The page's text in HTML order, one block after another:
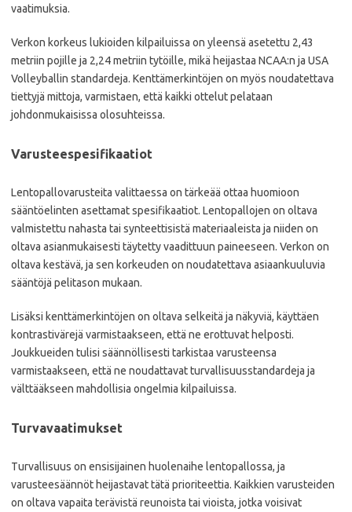
vaatimuksia.
Verkon korkeus lukioiden kilpailuissa on yleensä asetettu 2,43
metriin pojille ja 2,24 metriin tytöille, mikä heijastaa NCAA:n ja USA
Volleyballin standardeja. Kenttämerkintöjen on myös noudatettava
tiettyjä mittoja, varmistaen, että kaikki ottelut pelataan
johdonmukaisissa olosuhteissa.
Varusteespesifikaatiot
Lentopallovarusteita valittaessa on tärkeää ottaa huomioon
sääntöelinten asettamat spesifikaatiot. Lentopallojen on oltava
valmistettu nahasta tai synteettisistä materiaaleista ja niiden on
oltava asianmukaisesti täytetty vaadittuun paineeseen. Verkon on
oltava kestävä, ja sen korkeuden on noudatettava asiaankuuluvia
sääntöjä pelitason mukaan.
Lisäksi kenttämerkintöjen on oltava selkeitä ja näkyviä, käyttäen
kontrastivärejä varmistaakseen, että ne erottuvat helposti.
Joukkueiden tulisi säännöllisesti tarkistaa varusteensa
varmistaakseen, että ne noudattavat turvallisuusstandardeja ja
välttääkseen mahdollisia ongelmia kilpailuissa.
Turvavaatimukset
Turvallisuus on ensisijainen huolenaihe lentopallossa, ja
varusteesäännöt heijastavat tätä prioriteettia. Kaikkien varusteiden
on oltava vapaita terävistä reunoista tai vioista, jotka voisivat